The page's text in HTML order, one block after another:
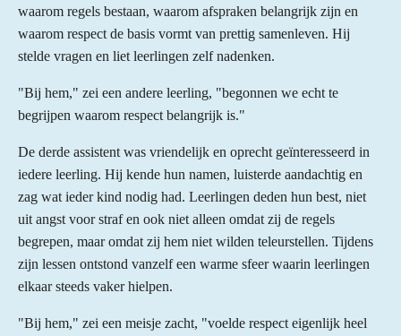
waarom regels bestaan, waarom afspraken belangrijk zijn en
waarom respect de basis vormt van prettig samenleven. Hij
stelde vragen en liet leerlingen zelf nadenken.
"Bij hem," zei een andere leerling, "begonnen we echt te
begrijpen waarom respect belangrijk is."
De derde assistent was vriendelijk en oprecht geïnteresseerd in
iedere leerling. Hij kende hun namen, luisterde aandachtig en
zag wat ieder kind nodig had. Leerlingen deden hun best, niet
uit angst voor straf en ook niet alleen omdat zij de regels
begrepen, maar omdat zij hem niet wilden teleurstellen. Tijdens
zijn lessen ontstond vanzelf een warme sfeer waarin leerlingen
elkaar steeds vaker hielpen.
"Bij hem," zei een meisje zacht, "voelde respect eigenlijk heel